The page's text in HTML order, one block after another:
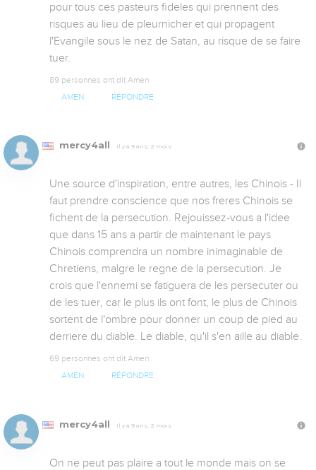
pour tous ces pasteurs fideles qui prennent des
risques au lieu de pleurnicher et qui propagent
l'Evangile sous le nez de Satan, au risque de se faire
tuer.
89 personnes ont dit Amen
AMEN RÉPONDRE
mercy4all Il y a 9 ans, 2 mois
Une source d'inspiration, entre autres, les Chinois - Il
faut prendre conscience que nos freres Chinois se
fichent de la persecution. Rejouissez-vous a l'idee
que dans 15 ans a partir de maintenant le pays
Chinois comprendra un nombre inimaginable de
Chretiens, malgre le regne de la persecution. Je
crois que l'ennemi se fatiguera de les persecuter ou
de les tuer, car le plus ils ont font, le plus de Chinois
sortent de l'ombre pour donner un coup de pied au
derriere du diable. Le diable, qu'il s'en aille au diable.
69 personnes ont dit Amen
AMEN RÉPONDRE
mercy4all Il y a 9 ans, 2 mois
On ne peut pas plaire a tout le monde mais on se